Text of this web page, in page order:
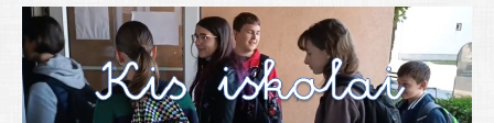
Google Tanterem, Classroom - útmutató diákoknak
Tanév rendje
Étkezés befizetése